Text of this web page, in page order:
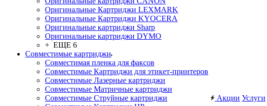
Оригинальные Картриджи LEXMARK
Оригинальные Картриджи KYOCERA
Оригинальные картриджи Sharp
Оригинальные картриджи DYMO
+ ЕЩЕ 6
Совместимые картриджи
Совместимая пленка для факсов
Совместимые Картриджи для этикет-принтеров
Совместимые Лазерные картриджи
Совместимые Матричные картриджи
Совместимые Струйные картриджи
Акции Услуги